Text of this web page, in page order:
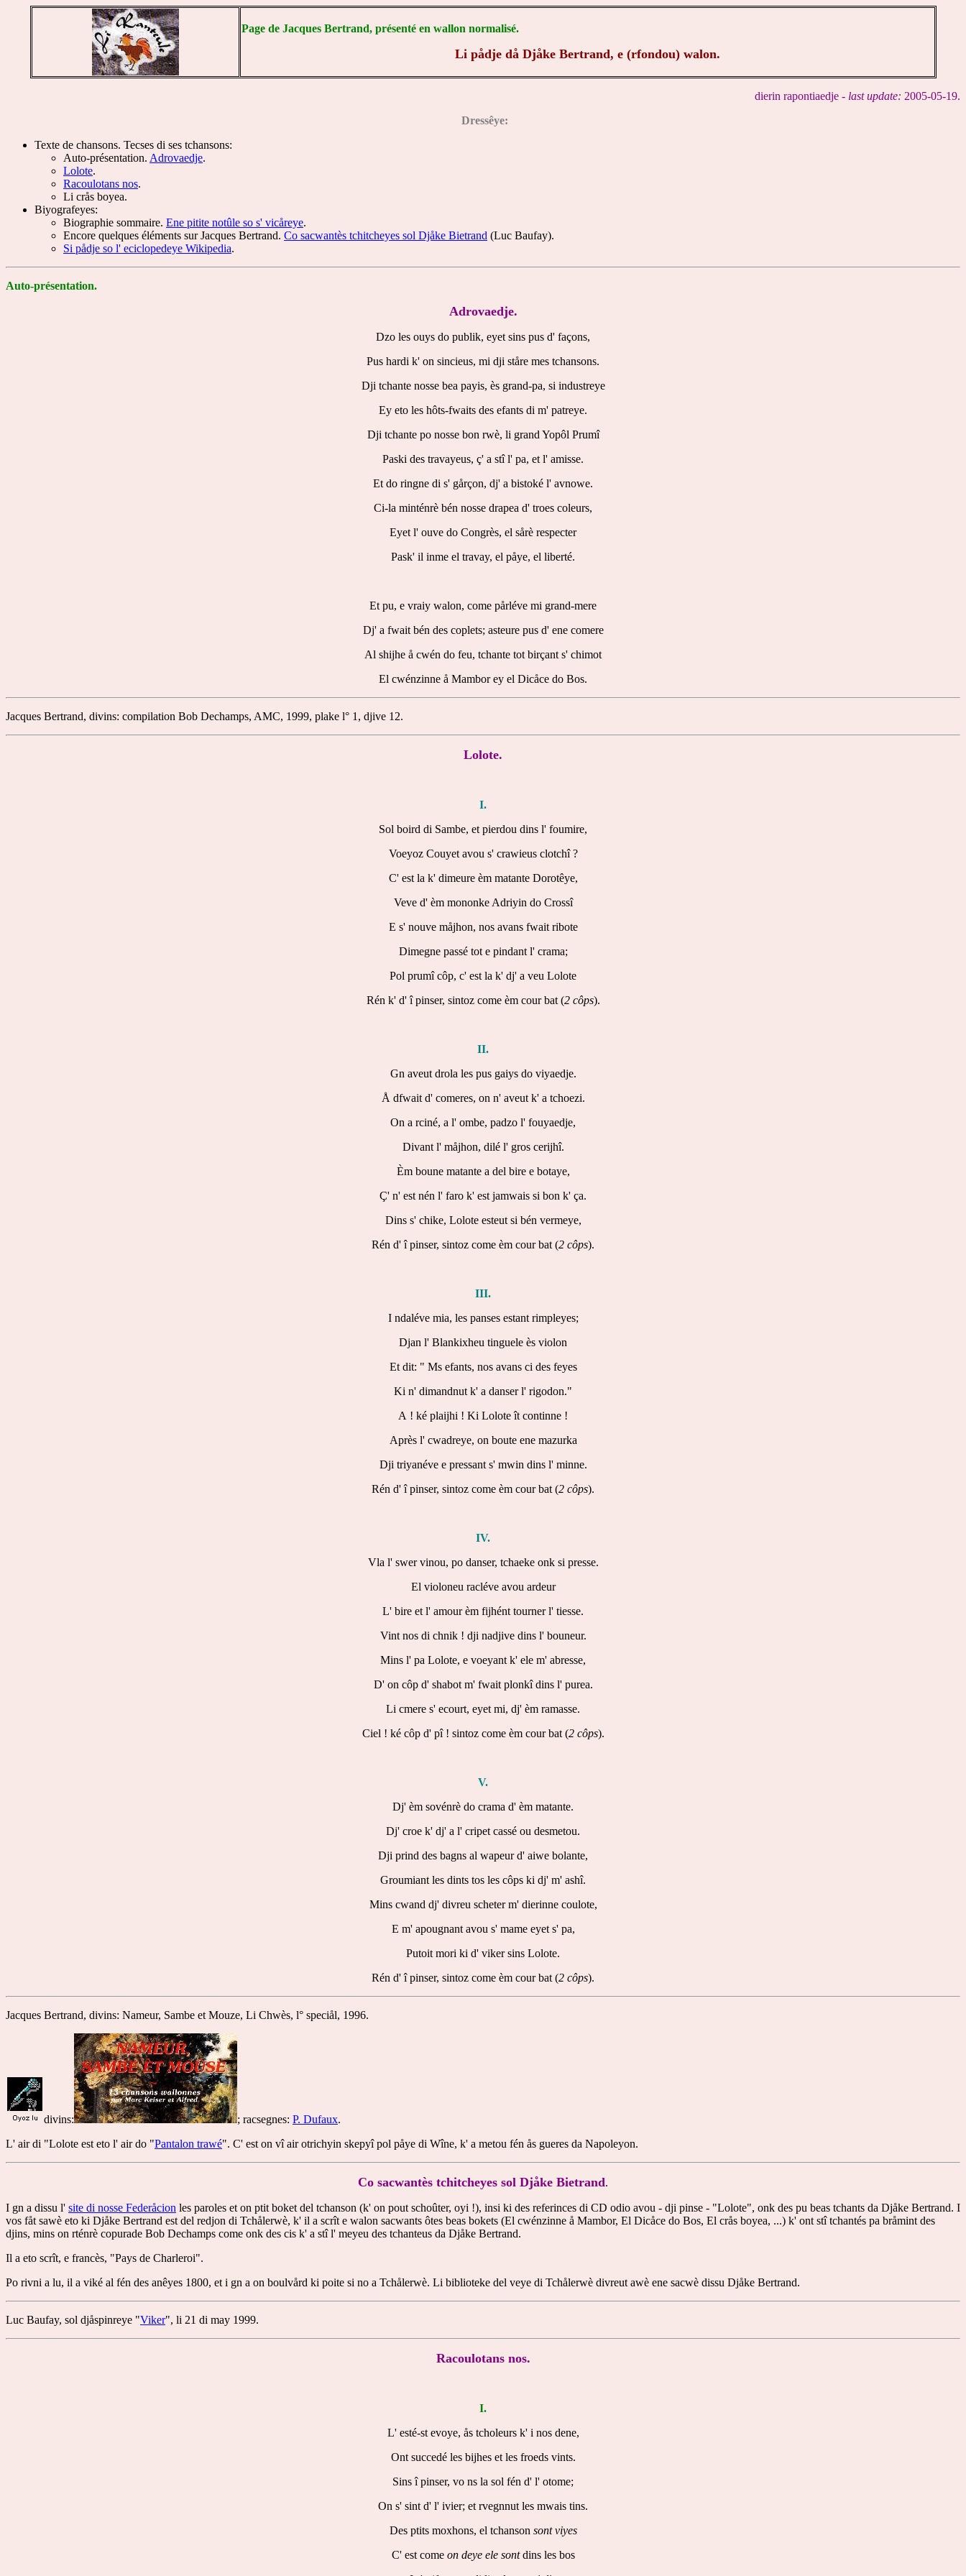
Page de Jacques Bertrand, présenté en wallon normalisé.
Li pådje då Djåke Bertrand, e (rfondou) walon.
dierin rapontiaedje - last update: 2005-05-19.
Dressêye:
Texte de chansons. Tecses di ses tchansons:
Auto-présentation. Adrovaedje.
Lolote.
Racoulotans nos.
Li crås boyea.
Biyografeyes:
Biographie sommaire. Ene pitite notûle so s' vicåreye.
Encore quelques éléments sur Jacques Bertrand. Co sacwantès tchitcheyes sol Djåke Bietrand (Luc Baufay).
Si pådje so l' eciclopedeye Wikipedia.
Auto-présentation.
Adrovaedje.
Dzo les ouys do publik, eyet sins pus d' façons,
Pus hardi k' on sincieus, mi dji ståre mes tchansons.
Dji tchante nosse bea payis, ès grand-pa, si industreye
Ey eto les hôts-fwaits des efants di m' patreye.
Dji tchante po nosse bon rwè, li grand Yopôl Prumî
Paski des travayeus, ç' a stî l' pa, et l' amisse.
Et do ringne di s' gårçon, dj' a bistoké l' avnowe.
Ci-la minténrè bén nosse drapea d' troes coleurs,
Eyet l' ouve do Congrès, el sårè respecter
Pask' il inme el travay, el påye, el liberté.
Et pu, e vraiy walon, come pårléve mi grand-mere
Dj' a fwait bén des coplets; asteure pus d' ene comere
Al shijhe å cwén do feu, tchante tot birçant s' chimot
El cwénzinne å Mambor ey el Dicåce do Bos.
Jacques Bertrand, divins: compilation Bob Dechamps, AMC, 1999, plake l° 1, djive 12.
Lolote.
I.
Sol boird di Sambe, et pierdou dins l' foumire,
Voeyoz Couyet avou s' crawieus clotchî ?
C' est la k' dimeure èm matante Dorotêye,
Veve d' èm mononke Adriyin do Crossî
E s' nouve måjhon, nos avans fwait ribote
Dimegne passé tot e pindant l' crama;
Pol prumî côp, c' est la k' dj' a veu Lolote
Rén k' d' î pinser, sintoz come èm cour bat (2 côps).
II.
Gn aveut drola les pus gaiys do viyaedje.
Å dfwait d' comeres, on n' aveut k' a tchoezi.
On a rciné, a l' ombe, padzo l' fouyaedje,
Divant l' måjhon, dilé l' gros cerijhî.
Èm boune matante a del bire e botaye,
Ç' n' est nén l' faro k' est jamwais si bon k' ça.
Dins s' chike, Lolote esteut si bén vermeye,
Rén d' î pinser, sintoz come èm cour bat (2 côps).
III.
I ndaléve mia, les panses estant rimpleyes;
Djan l' Blankixheu tinguele ès violon
Et dit: " Ms efants, nos avans ci des feyes
Ki n' dimandnut k' a danser l' rigodon."
A ! ké plaijhi ! Ki Lolote ît continne !
Après l' cwadreye, on boute ene mazurka
Dji triyanéve e pressant s' mwin dins l' minne.
Rén d' î pinser, sintoz come èm cour bat (2 côps).
IV.
Vla l' swer vinou, po danser, tchaeke onk si presse.
El violoneu racléve avou ardeur
L' bire et l' amour èm fijhént tourner l' tiesse.
Vint nos di chnik ! dji nadjive dins l' bouneur.
Mins l' pa Lolote, e voeyant k' ele m' abresse,
D' on côp d' shabot m' fwait plonkî dins l' purea.
Li cmere s' ecourt, eyet mi, dj' èm ramasse.
Ciel ! ké côp d' pî ! sintoz come èm cour bat (2 côps).
V.
Dj' èm sovénrè do crama d' èm matante.
Dj' croe k' dj' a l' cripet cassé ou desmetou.
Dji prind des bagns al wapeur d' aiwe bolante,
Groumiant les dints tos les côps ki dj' m' ashî.
Mins cwand dj' divreu scheter m' dierinne coulote,
E m' apougnant avou s' mame eyet s' pa,
Putoit mori ki d' viker sins Lolote.
Rén d' î pinser, sintoz come èm cour bat (2 côps).
Jacques Bertrand, divins: Nameur, Sambe et Mouze, Li Chwès, l° speciål, 1996.
divins: ; racsegnes: P. Dufaux.
L' air di "Lolote est eto l' air do "Pantalon trawé". C' est on vî air otrichyin skepyî pol påye di Wîne, k' a metou fén ås gueres da Napoleyon.
Co sacwantès tchitcheyes sol Djåke Bietrand.
I gn a dissu l' site di nosse Federåcion les paroles et on ptit boket del tchanson (k' on pout schoûter, oyi !), insi ki des referinces di CD odio avou - dji pinse - "Lolote", onk des pu beas tchants da Djåke Bertrand. I
vos fåt sawè eto ki Djåke Bertrand est del redjon di Tchålerwè, k' il a scrît e walon sacwants ôtes beas bokets (El cwénzinne å Mambor, El Dicåce do Bos, El crås boyea, ...) k' ont stî tchantés pa bråmint des
djins, mins on rténrè copurade Bob Dechamps come onk des cis k' a stî l' meyeu des tchanteus da Djåke Bertrand.
Il a eto scrît, e francès, "Pays de Charleroi".
Po rivni a lu, il a viké al fén des anêyes 1800, et i gn a on boulvård ki poite si no a Tchålerwè. Li biblioteke del veye di Tchålerwè divreut awè ene sacwè dissu Djåke Bertrand.
Luc Baufay, sol djåspinreye "Viker", li 21 di may 1999.
Racoulotans nos.
I.
L' esté-st evoye, ås tcholeurs k' i nos dene,
Ont succedé les bijhes et les froeds vints.
Sins î pinser, vo ns la sol fén d' l' otome;
On s' sint d' l' ivier; et rvegnnut les mwais tins.
Des ptits moxhons, el tchanson sont viyes
C' est come on deye ele sontdins les bos